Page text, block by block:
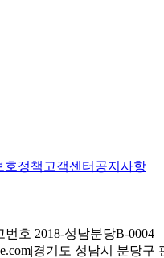
호정책 고객센터 공지사항
호 2018-성남분당B-0004
|경기도 성남시 분당구